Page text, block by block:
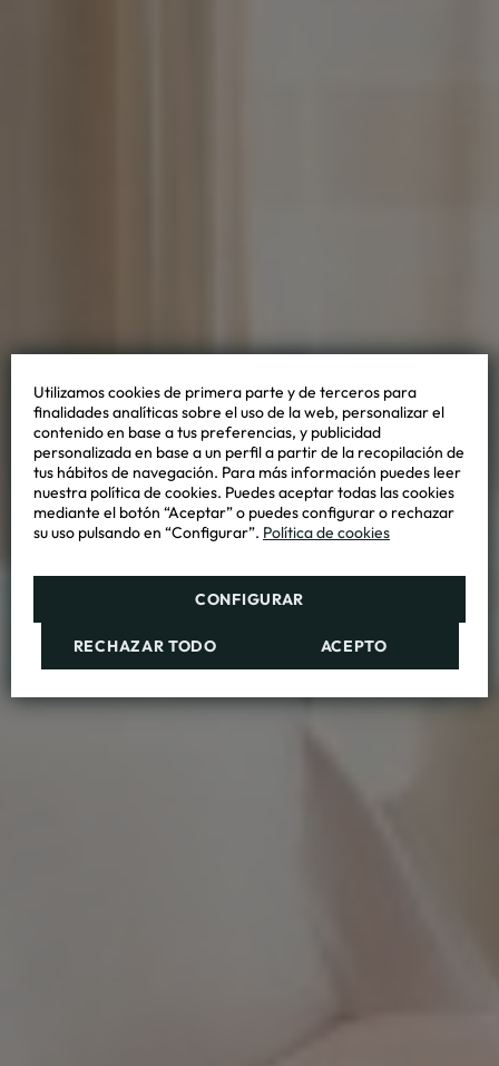
Utilizamos cookies de primera parte y de terceros para
finalidades analíticas sobre el uso de la web, personalizar el
contenido en base a tus preferencias, y publicidad
personalizada en base a un perfil a partir de la recopilación de
tus hábitos de navegación. Para más información puedes leer
nuestra política de cookies. Puedes aceptar todas las cookies
mediante el botón “Aceptar” o puedes configurar o rechazar
su uso pulsando en “Configurar”. Política de cookies
CONFIGURAR
RECHAZAR TODO ACEPTO